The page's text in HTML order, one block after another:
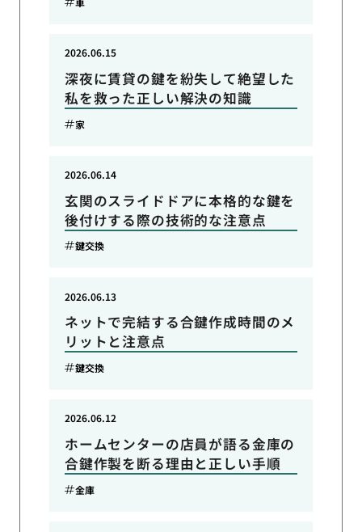
深夜に賃貸の鍵を紛失して絶望した
私を救った正しい解決の知識
2026.06.15
家
玄関のスライドドアに本格的な鍵を
後付けする際の技術的な注意点
2026.06.14
鍵交換
ネットで完結する合鍵作成時間のメ
リットと注意点
2026.06.13
鍵交換
ホームセンターの店員が語る金庫の
合鍵作製を断る理由と正しい手順
2026.06.12
金庫